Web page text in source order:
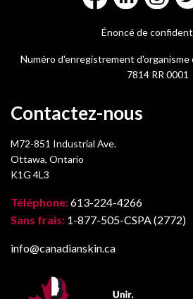
Énoncé de
Numéro d'enregistrement d'organisme
7814 RR 0001
Contactez-nous
M72-851 Industrial Ave.
Ottawa, Ontario
K1G 4L3
Téléphone:613-224-4266
Sans frais: 1-877-505-CSPA (2772)
info@canadianskin.ca